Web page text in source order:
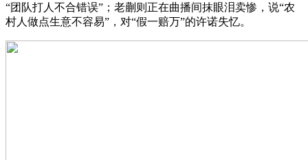
“团队打人不合错误”；老蒯则正在曲播间抹眼泪卖惨，说“农
村人做点生意不容易”，对“假一赔万”的许诺失忆。